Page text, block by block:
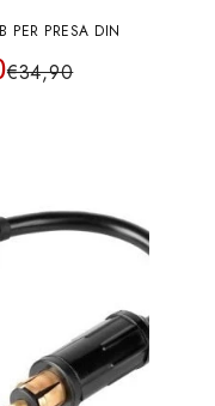
PER PRESA DIN
€34,90